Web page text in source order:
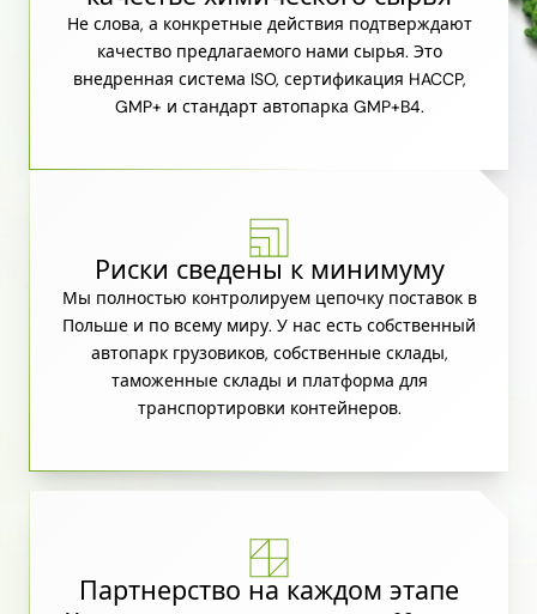
Не слова, а конкретные действия подтверждают
качество предлагаемого нами сырья. Это
внедренная система ISO, сертификация HACCP,
GMP+ и стандарт автопарка GMP+B4.
Риски сведены к минимуму
Мы полностью контролируем цепочку поставок в
Польше и по всему миру. У нас есть собственный
автопарк грузовиков, собственные склады,
таможенные склады и платформа для
транспортировки контейнеров.
Партнерство на каждом этапе